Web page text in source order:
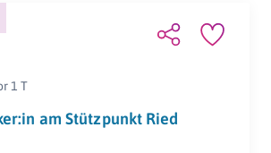
Jobrad
1 T
am Stützpunkt Ried